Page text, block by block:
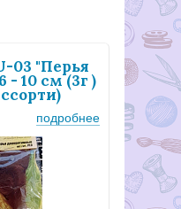
03 "Перья
- 10 см (3г )
подробнее